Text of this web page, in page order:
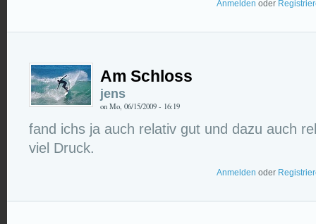
Anmelden oder
Am Schloss
jens
on Mo, 06/15/2009 - 16:19
fand ichs ja auch relativ gut und dazu auch
viel Druck.
Anmelden oder